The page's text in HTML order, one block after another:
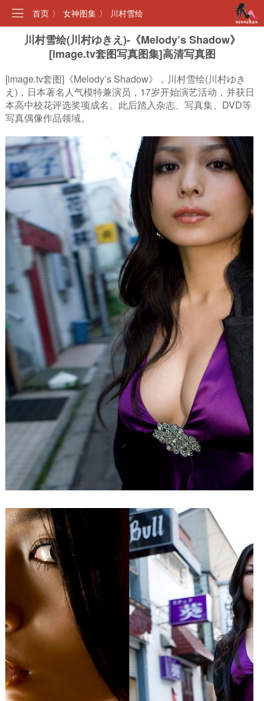
首页 〉 女神图集 〉 川村雪绘
川村雪绘(川村ゆきえ)-《Melody’s Shadow》
[image.tv套图写真图集]高清写真图
[image.tv套图]《Melody’s Shadow》，川村雪绘(川村ゆき
え)，日本著名人气模特兼演员，17岁开始演艺活动，并获日
本高中校花评选奖项成名。此后踏入杂志、写真集、DVD等
写真偶像作品领域。